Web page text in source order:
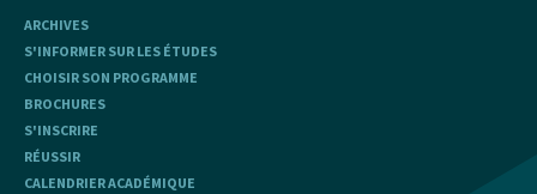
ARCHIVES
S'INFORMER SUR LES ÉTUDES
CHOISIR SON PROGRAMME
BROCHURES
S'INSCRIRE
RÉUSSIR
CALENDRIER ACADÉMIQUE